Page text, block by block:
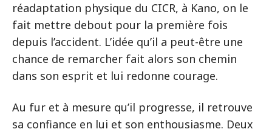
réadaptation physique du CICR, à Kano, on le
fait mettre debout pour la première fois
depuis l’accident. L’idée qu’il a peut-être une
chance de remarcher fait alors son chemin
dans son esprit et lui redonne courage.
Au fur et à mesure qu’il progresse, il retrouve
sa confiance en lui et son enthousiasme. Deux